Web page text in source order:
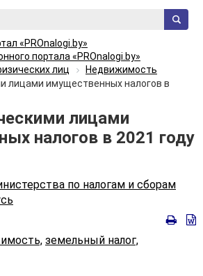
«PROnalogi.by»
портала «PROnalogi.by»
лиц
Недвижимость
лицами имущественных налогов в
лицами
налогов в 2021 году
по налогам и сборам
земельный налог,